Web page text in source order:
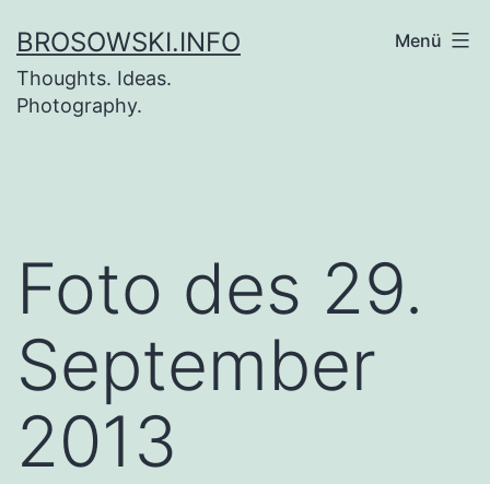
Inhalt
springen
BROSOWSKI.INFO
Thoughts. Ideas.
Photography.
Menü
Foto des 29.
September
2013